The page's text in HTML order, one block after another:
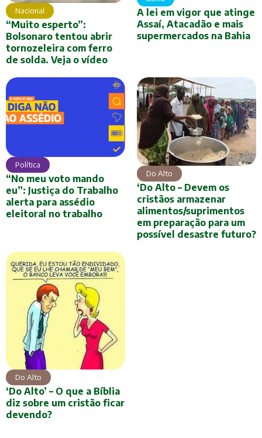
Nacional
“Muito esperto”:
Bolsonaro tentou abrir
tornozeleira com ferro
de solda. Veja o vídeo
A lei em vigor que atinge
Assaí, Atacadão e mais
supermercados na Bahia
Política
“No meu voto mando
eu”: Justiça do Trabalho
alerta para assédio
eleitoral no trabalho
Do Alto
‘Do Alto – Devem os
cristãos armazenar
alimentos/suprimentos
em preparação para um
possível desastre futuro?
Do Alto
‘Do Alto’ – O que a Bíblia
diz sobre um cristão ficar
devendo?